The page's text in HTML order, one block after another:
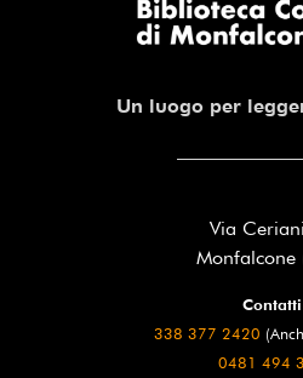
Un luogo per
Via
Monfalcone
Contatti
338 377 2420
0481 494